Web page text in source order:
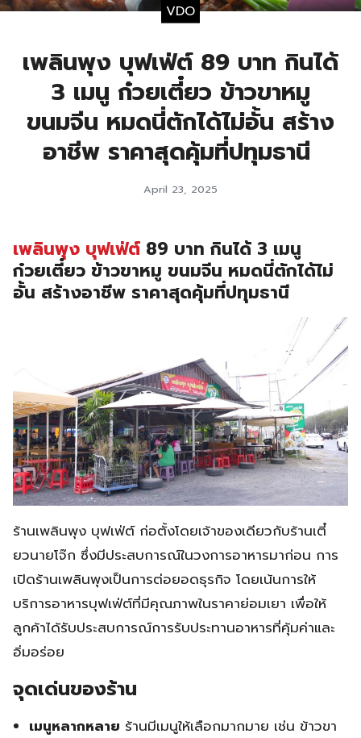
VDO
เพลินพุง บุฟเฟ่ต์ 89 บาท กินได้
3 เมนู ก๋วยเตี๋ยว ข้าวขาหมู
ขนมจีน หมดนี่ตักได้ไม่อั้น สร้าง
อาชีพ ราคาสุดคุ้มที่ปทุมธานี
April 23, 2025
เพลินพุง บุฟเฟ่ต์ 89 บาท กินได้ 3 เมนู
ก๋วยเตี๋ยว ข้าวขาหมู ขนมจีน หมดนี่ตักได้ไม่
อั้น สร้างอาชีพ ราคาสุดคุ้มที่ปทุมธานี
ร้านเพลินพุง บุฟเฟ่ต์ ก่อตั้งโดยเจ้าของเดียวกับร้านเตี๋
ยวนายโจ๊ก ซึ่งมีประสบการณ์ในวงการอาหารมาก่อน การ
เปิดร้านเพลินพุงเป็นการต่อยอดธุรกิจ โดยเน้นการให้
บริการอาหารบุฟเฟ่ต์ที่มีคุณภาพในราคาย่อมเยา เพื่อให้
ลูกค้าได้รับประสบการณ์การรับประทานอาหารที่คุ้มค่าและ
อิ่มอร่อย
จุดเด่นของร้าน
เมนูหลากหลาย ร้านมีเมนูให้เลือกมากมาย เช่น ข้าวขา